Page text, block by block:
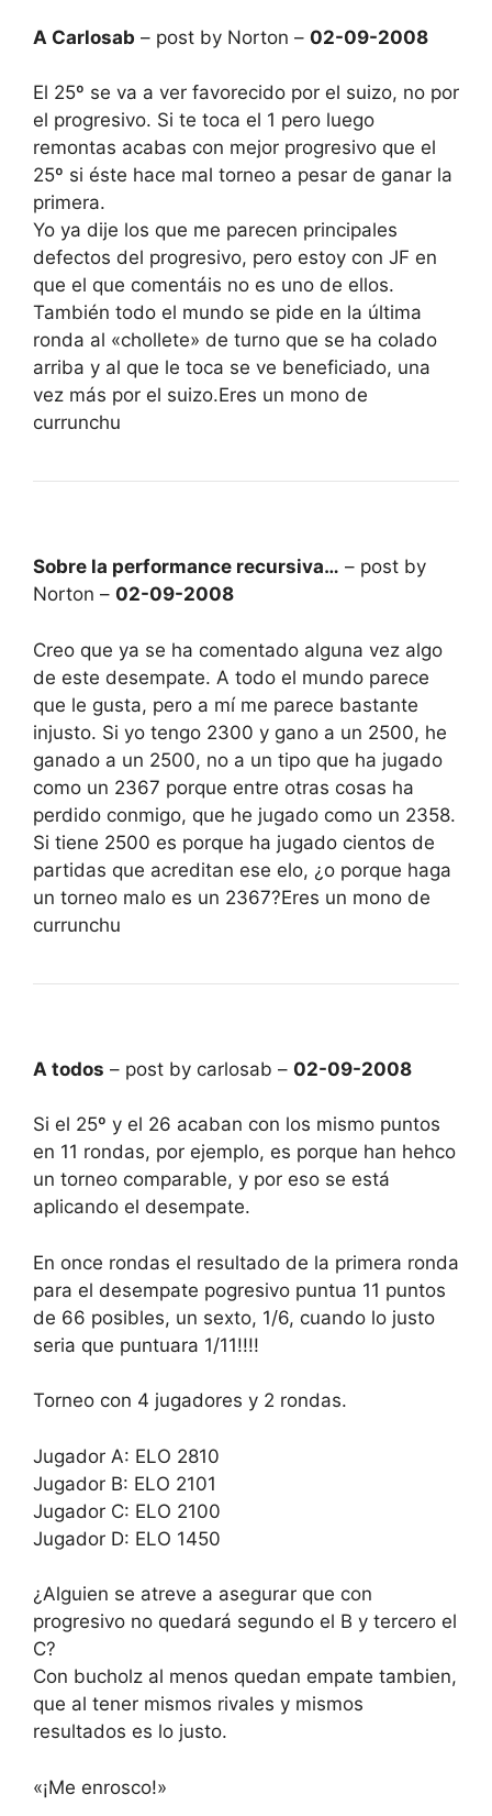
A Carlosab – post by Norton – 02-09-2008
El 25º se va a ver favorecido por el suizo, no por
el progresivo. Si te toca el 1 pero luego
remontas acabas con mejor progresivo que el
25º si éste hace mal torneo a pesar de ganar la
primera.
Yo ya dije los que me parecen principales
defectos del progresivo, pero estoy con JF en
que el que comentáis no es uno de ellos.
También todo el mundo se pide en la última
ronda al «chollete» de turno que se ha colado
arriba y al que le toca se ve beneficiado, una
vez más por el suizo.Eres un mono de
currunchu
Sobre la performance recursiva… – post by
Norton – 02-09-2008
Creo que ya se ha comentado alguna vez algo
de este desempate. A todo el mundo parece
que le gusta, pero a mí me parece bastante
injusto. Si yo tengo 2300 y gano a un 2500, he
ganado a un 2500, no a un tipo que ha jugado
como un 2367 porque entre otras cosas ha
perdido conmigo, que he jugado como un 2358.
Si tiene 2500 es porque ha jugado cientos de
partidas que acreditan ese elo, ¿o porque haga
un torneo malo es un 2367?Eres un mono de
currunchu
A todos – post by carlosab – 02-09-2008
Si el 25º y el 26 acaban con los mismo puntos
en 11 rondas, por ejemplo, es porque han hehco
un torneo comparable, y por eso se está
aplicando el desempate.
En once rondas el resultado de la primera ronda
para el desempate pogresivo puntua 11 puntos
de 66 posibles, un sexto, 1/6, cuando lo justo
seria que puntuara 1/11!!!!
Torneo con 4 jugadores y 2 rondas.
Jugador A: ELO 2810
Jugador B: ELO 2101
Jugador C: ELO 2100
Jugador D: ELO 1450
¿Alguien se atreve a asegurar que con
progresivo no quedará segundo el B y tercero el
C?
Con bucholz al menos quedan empate tambien,
que al tener mismos rivales y mismos
resultados es lo justo.
«¡Me enrosco!»